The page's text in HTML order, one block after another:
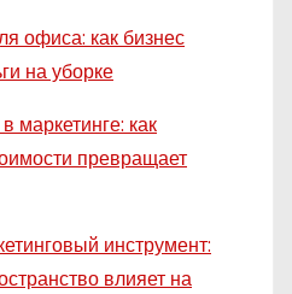
офиса: как бизнес
на уборке
маркетинге: как
превращает
инструмент:
влияет на